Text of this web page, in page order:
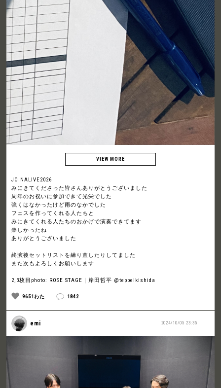
JOINALIVE2026
みにきてくださった皆さんありがとうございました
周年のお祝いに参加できて光栄でした
強くはなかったけど雨のなかでした
フェスを作ってくれる人たちと
みにきてくれる人たちのおかげで演奏できてます
楽しかったね
ありがとうございました
終演後セットリストを練り直したりしてました
また次もよろしくお願いします
2,3枚目photo: ROSE STAGE｜岸田哲平 @teppeikishida
9651わた 1842
2024/10/05 23:35
emi